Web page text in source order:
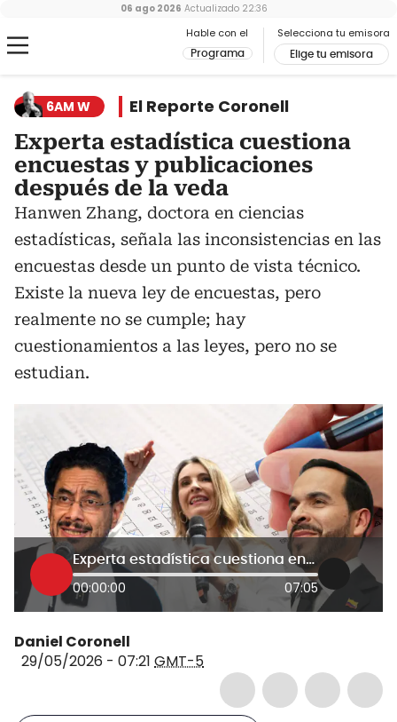
Hable con el
Programa
Selecciona tu emisora
Elige tu emisora
06 ago 2026 Actualizado 22:36
6AM W El Reporte Coronell
Experta estadística cuestiona
encuestas y publicaciones
después de la veda
Hanwen Zhang, doctora en ciencias
estadísticas, señala las inconsistencias en las
encuestas desde un punto de vista técnico.
Existe la nueva ley de encuestas, pero
realmente no se cumple; hay
cuestionamientos a las leyes, pero no se
estudian.
Experta estadística cuestiona encuestas y publicaciones después de la veda
00:00:00 07:05
Daniel Coronell
29/05/2026 - 07:21 GMT-5